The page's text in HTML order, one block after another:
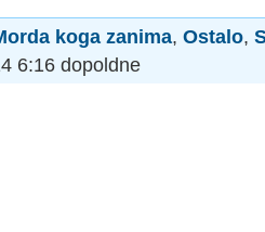
koga zanima, Ostalo,
6:16 dopoldne